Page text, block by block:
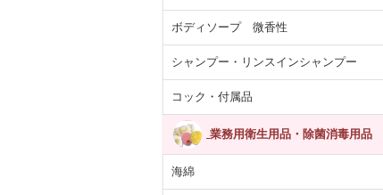
ボディソープ 微香性
シャンプー・リンスインシャンプー
コック・付属品
業務用衛生用品・除菌消毒用品
海綿